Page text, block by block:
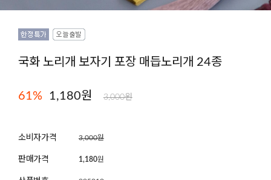
국화 노리개 보자기 포장 매듭노리개 24종
61% 1,180원 3,000원
소비자가격 3,000원
판매가격 1,180원